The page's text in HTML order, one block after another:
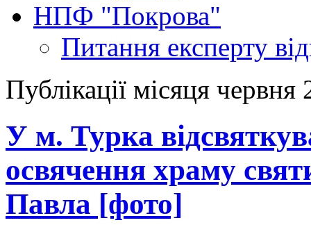
НПФ "Покрова"
Питання експерту
Публікації місяця червня
У м. Турка
освячення храму
Павла [фото]